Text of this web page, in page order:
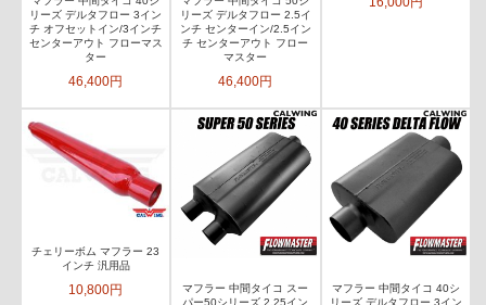
リーズ デルタフロー 3イン
チ オフセットイン/3インチ
センターアウト フローマス
ター
46,400円
リーズ デルタフロー 2.5イ
ンチ センターイン/2.5イン
チ センターアウト フロー
マスター
46,400円
チェリーボム マフラー 23
インチ 汎用品
10,800円
マフラー 中間タイコ スー
パー50シリーズ 2.25イン
マフラー 中間タイコ 40シ
リーズ デルタフロー 3イン